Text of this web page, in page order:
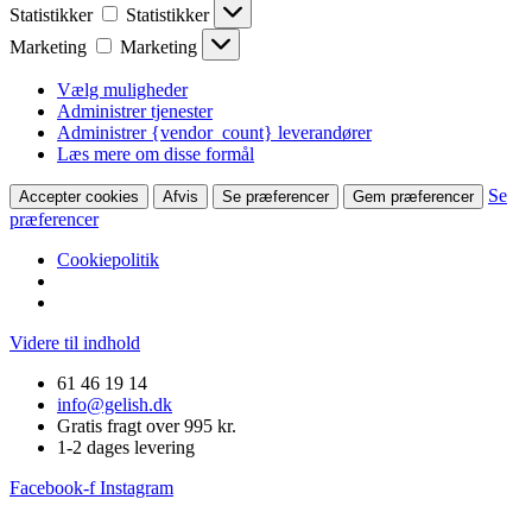
Statistikker
Statistikker
Marketing
Marketing
Vælg muligheder
Administrer tjenester
Administrer {vendor_count} leverandører
Læs mere om disse formål
Accepter cookies Afvis Se præferencer Gem præferencer
Se
præferencer
Cookiepolitik
Videre til indhold
61 46 19 14
info@gelish.dk
Gratis fragt over 995 kr.
1-2 dages levering
Facebook-f Instagram